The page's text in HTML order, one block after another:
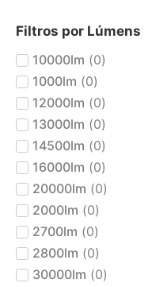
Filtros por Lúmens
10000lm (0)
1000lm (0)
12000lm (0)
13000lm (0)
14500lm (0)
16000lm (0)
20000lm (0)
2000lm (0)
2700lm (0)
2800lm (0)
30000lm (0)